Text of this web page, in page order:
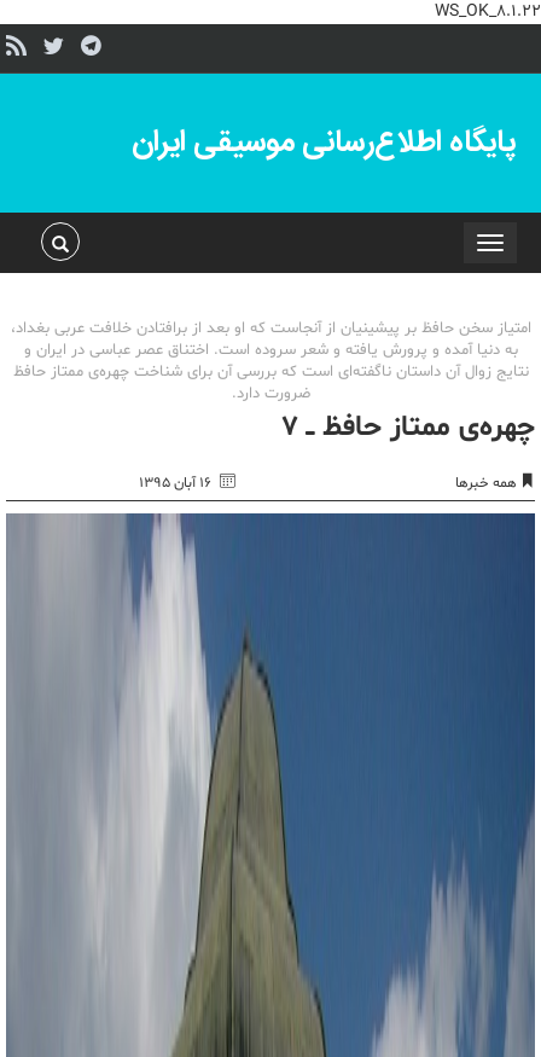
WS_OK_8.1.22
پایگاه اطلاع‌رسانی موسیقی ایران
Toggle
navigation
امتیاز سخن حافظ بر پیشینیان از آنجاست که او بعد از برافتادن خلافت عربی بغداد،
به دنیا آمده و پرورش یافته و شعر سروده است. اختناق عصر عباسی در ایران و
نتایج زوال آن داستان ناگفته‌ای است که بررسی آن برای شناخت چهره‌ی ممتاز حافظ
ضرورت دارد.
چهره‌ی ممتاز حافظ‌ ــ ۷
همه خبرها ۱۶ آبان ۱۳۹۵